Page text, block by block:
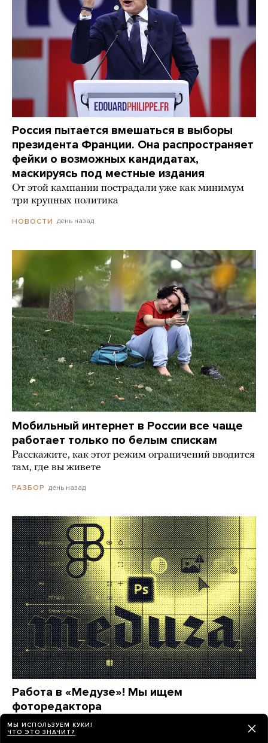
Россия пытается вмешаться в выборы
президента Франции. Она распространяет
фейки о возможных кандидатах,
маскируясь под местные издания
От этой кампании пострадали уже как минимум
три крупных политика
НОВОСТИ день назад
Мобильный интернет в России все чаще
работает только по белым спискам
Расскажите, как этот режим ограничений вводится
там, где вы живете
РАЗБОР день назад
Работа в «Медузе»! Мы ищем
фоторедактора
МЕДУЗА 24 дня назад
МЫ ИСПОЛЬЗУЕМ КУКИ!
ЧТО ЭТО ЗНАЧИТ?